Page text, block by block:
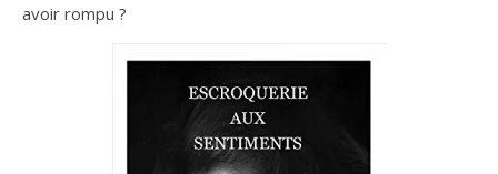
avoir rompu ?